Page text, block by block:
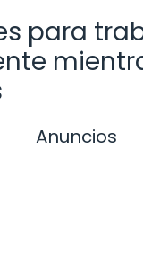
para
Anuncios